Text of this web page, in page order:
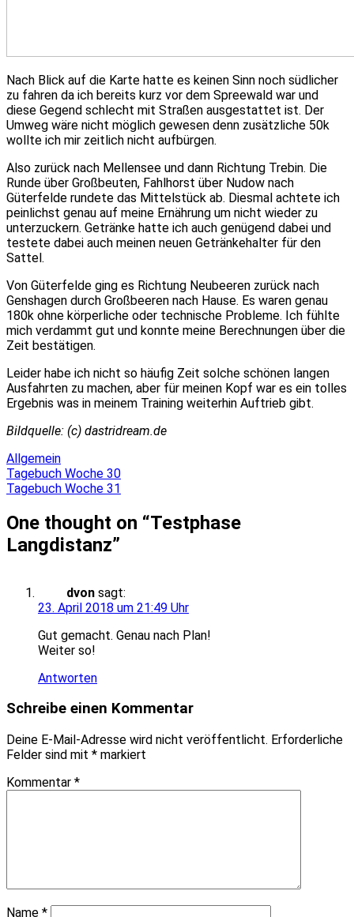
Nach Blick auf die Karte hatte es keinen Sinn noch südlicher
zu fahren da ich bereits kurz vor dem Spreewald war und
diese Gegend schlecht mit Straßen ausgestattet ist. Der
Umweg wäre nicht möglich gewesen denn zusätzliche 50k
wollte ich mir zeitlich nicht aufbürgen.
Also zurück nach Mellensee und dann Richtung Trebin. Die
Runde über Großbeuten, Fahlhorst über Nudow nach
Güterfelde rundete das Mittelstück ab. Diesmal achtete ich
peinlichst genau auf meine Ernährung um nicht wieder zu
unterzuckern. Getränke hatte ich auch genügend dabei und
testete dabei auch meinen neuen Getränkehalter für den
Sattel.
Von Güterfelde ging es Richtung Neubeeren zurück nach
Genshagen durch Großbeeren nach Hause. Es waren genau
180k ohne körperliche oder technische Probleme. Ich fühlte
mich verdammt gut und konnte meine Berechnungen über die
Zeit bestätigen.
Leider habe ich nicht so häufig Zeit solche schönen langen
Ausfahrten zu machen, aber für meinen Kopf war es ein tolles
Ergebnis was in meinem Training weiterhin Auftrieb gibt.
Bildquelle: (c) dastridream.de
Allgemein
Beitragsnavigation
Tagebuch Woche 30
Tagebuch Woche 31
One thought on “Testphase
Langdistanz”
dvon sagt:
23. April 2018 um 21:49 Uhr
Gut gemacht. Genau nach Plan!
Weiter so!
Antworten
Schreibe einen Kommentar
Deine E-Mail-Adresse wird nicht veröffentlicht. Erforderliche
Felder sind mit * markiert
Kommentar *
Name *